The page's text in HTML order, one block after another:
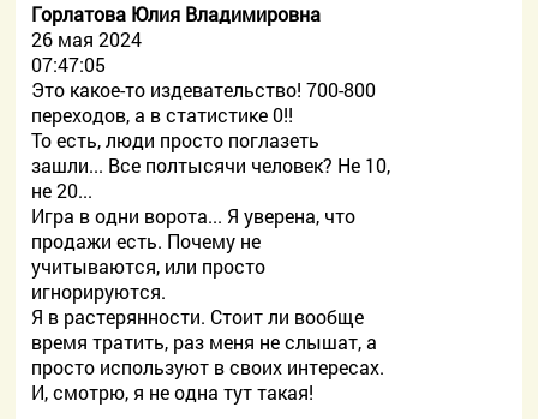
Горлатова Юлия Владимировна
26 мая 2024
07:47:05
Это какое-то издевательство! 700-800
переходов, а в статистике 0!!
То есть, люди просто поглазеть
зашли... Все полтысячи человек? Не 10,
не 20...
Игра в одни ворота... Я уверена, что
продажи есть. Почему не
учитываются, или просто
игнорируются.
Я в растерянности. Стоит ли вообще
время тратить, раз меня не слышат, а
просто используют в своих интересах.
И, смотрю, я не одна тут такая!